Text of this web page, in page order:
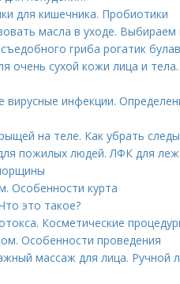
для кишечника. Пробиотики
масла в уходе.
гриба рогатик
очень сухой кожи лица и
вирусные инфекции.
на теле. Как убрать
пожилых людей. ЛФК для
Особенности курта
это такое?
Косметические
Особенности проведения
массаж для лица. Ручной